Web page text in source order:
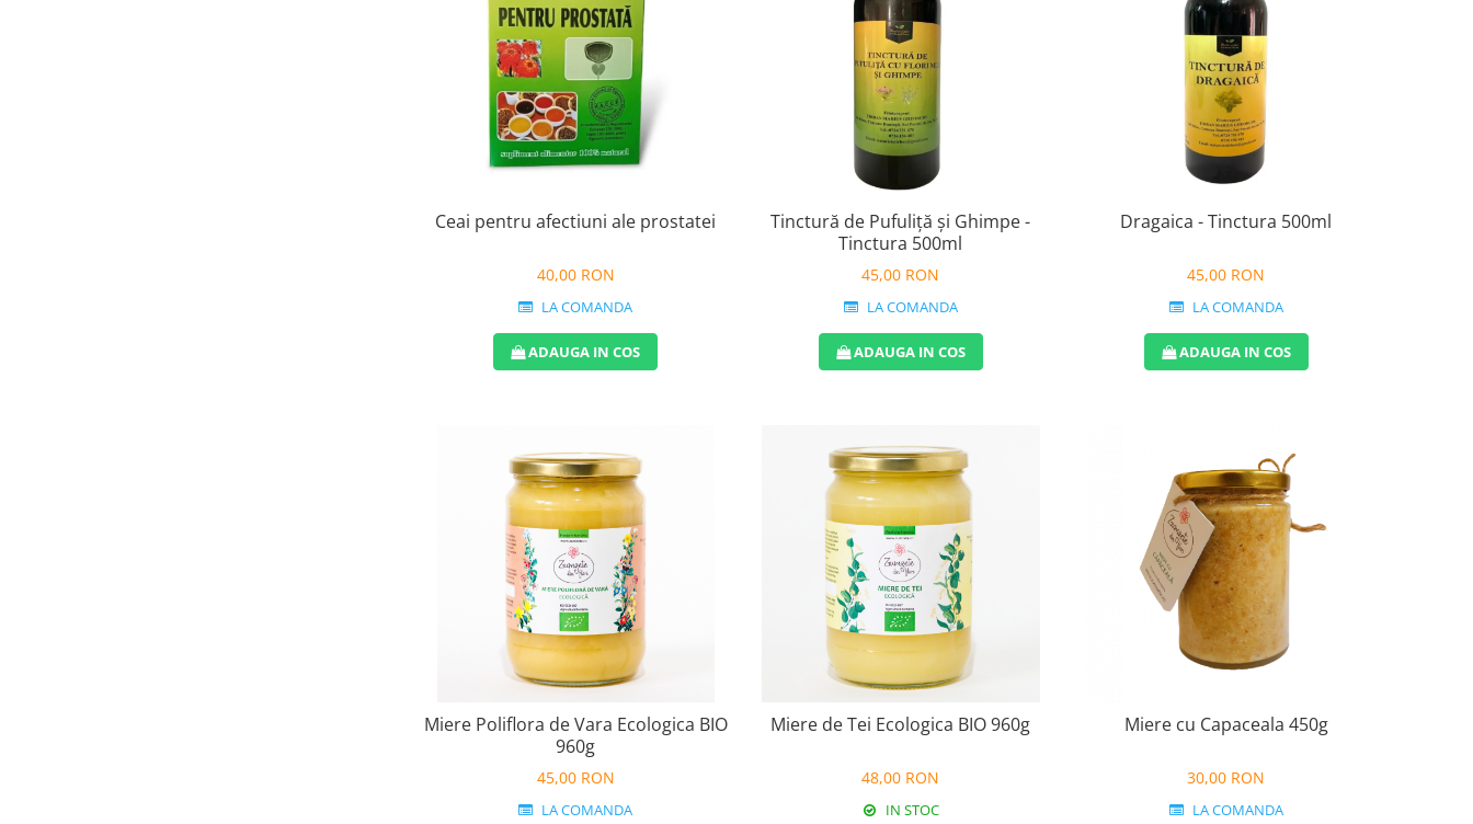
Ceai pentru afectiuni ale prostatei
40,00 RON
LA COMANDA
ADAUGA IN COS
Tinctură de Pufuliță și Ghimpe -
Tinctura 500ml
45,00 RON
LA COMANDA
ADAUGA IN COS
Dragaica - Tinctura 500ml
45,00 RON
LA COMANDA
ADAUGA IN COS
Miere Poliflora de Vara Ecologica BIO
960g
45,00 RON
LA COMANDA
Miere de Tei Ecologica BIO 960g
48,00 RON
IN STOC
Miere cu Capaceala 450g
30,00 RON
LA COMANDA